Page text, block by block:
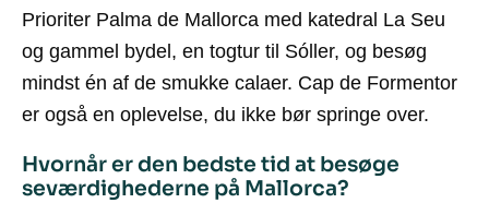
Prioriter Palma de Mallorca med katedral La Seu
og gammel bydel, en togtur til Sóller, og besøg
mindst én af de smukke calaer. Cap de Formentor
er også en oplevelse, du ikke bør springe over.
Hvornår er den bedste tid at besøge
seværdighederne på Mallorca?